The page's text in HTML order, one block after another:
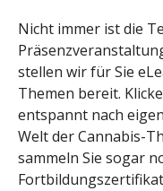
Nicht immer ist die
stellen wir für Sie
Themen bereit.
entspannt nach
Welt der Cannabis-
sammeln Sie sogar